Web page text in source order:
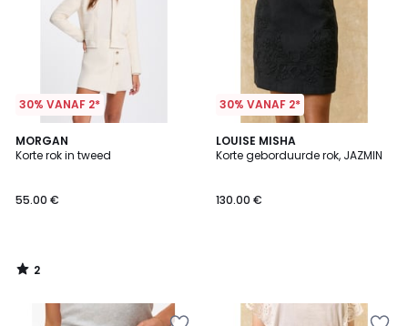
30% VANAF 2*
MORGAN
Korte rok in tweed
55.00 €
2
/
2
/
30% VANAF 2*
LOUISE MISHA
Korte geborduurde rok, JAZMIN
130.00 €